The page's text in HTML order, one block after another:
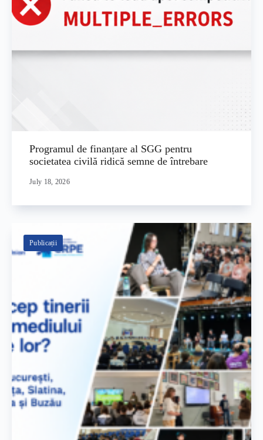
Programul de finanțare al SGG pentru
societatea civilă ridică semne de întrebare
July 18, 2026
Publicații